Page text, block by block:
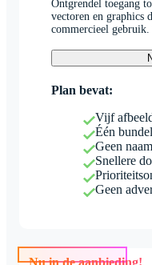
Ontgrendel toegang
vectoren en graphics
commercieel gebruik.
Plan bevat:
Vijf
Één
Geen
Snellere
Geen
Nu in de aanbieding!